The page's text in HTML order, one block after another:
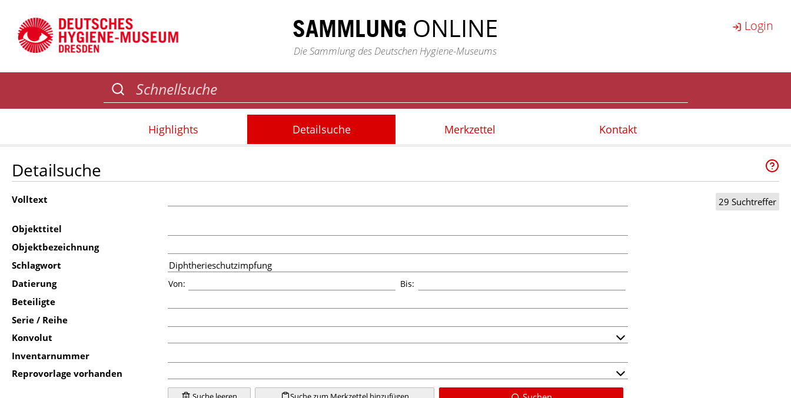
SAMMLUNG ONLINE
Die Sammlung des Deutschen Hygiene-Museums
Login
Highlights Detailsuche Merkzettel Kontakt
Detailsuche
29 Suchtreffer
Volltext
Objekttitel
Objektbezeichnung
Schlagwort
Datierung
Von: Bis:
Beteiligte
Serie / Reihe
Konvolut
Inventarnummer
Reprovorlage vorhanden